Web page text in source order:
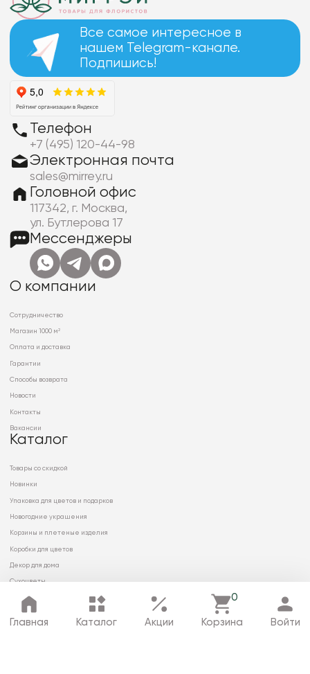
Главная Каталог Акции
0
Корзина Войти
Все самое интересное в
нашем Telegram-канале.
Подпишись!
Телефон
+7 (495) 120-44-98
Электронная почта
sales@mirrey.ru
Головной офис
117342, г. Москва,
ул. Бутлерова 17
Мессенджеры
О компании
Сотрудничество
Магазин 1000 м²
Оплата и доставка
Гарантии
Способы возврата
Новости
Контакты
Вакансии
Каталог
Товары со скидкой
Новинки
Упаковка для цветов и подарков
Новогодние украшения
Корзины и плетеные изделия
Коробки для цветов
Декор для дома
Сухоцветы
© 2026 ООО «МИРРЭЙ»